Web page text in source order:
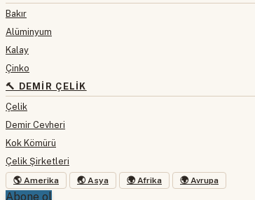
Bakır
Alüminyum
Kalay
Çinko
🔨 DEMIR ÇELIK
Çelik
Demir Cevheri
Kok Kömürü
Çelik Şirketleri
🌎 Amerika 🌏 Asya 🌍 Afrika 🌍 Avrupa
Abone ol